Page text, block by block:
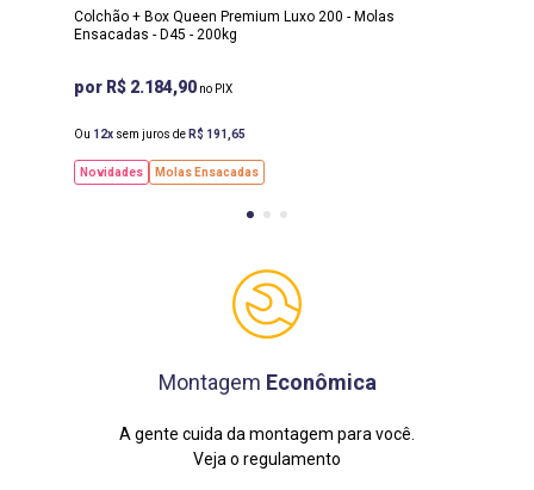
Colchão + Box Queen Premium Luxo 200 - Molas
Ensacadas - D45 - 200kg
R$ 2.184,90
Ou 12 sem juros de R$ 191 65
Novidades Molas Ensacadas
Montagem Econômica
A gente cuida da montagem para você.
Veja o regulamento